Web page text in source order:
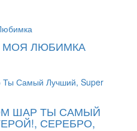
ЛЮБИМКА
ШАР ТЫ САМЫЙ
СЕРЕБРО,